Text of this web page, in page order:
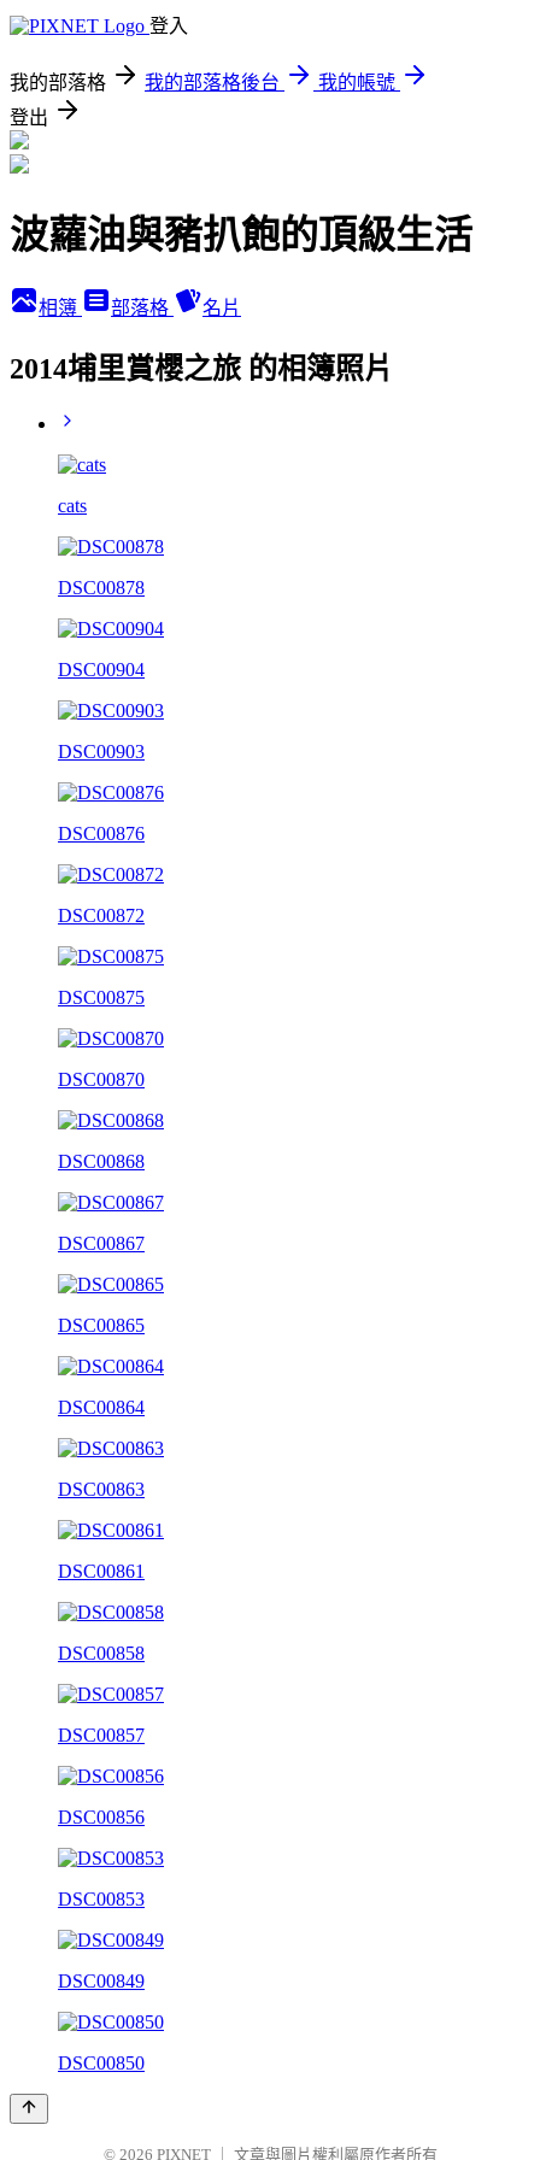
登入
我的部落格 我的部落格後台
我的帳號
登出
波蘿油與豬扒飽的頂級生活
相簿 部落格 名片
2014埔里賞櫻之旅 的相簿照片
cats
DSC00878
DSC00904
DSC00903
DSC00876
DSC00872
DSC00875
DSC00870
DSC00868
DSC00867
DSC00865
DSC00864
DSC00863
DSC00861
DSC00858
DSC00857
DSC00856
DSC00853
DSC00849
DSC00850
© 2026 PIXNET 文章與圖片權利屬原作者所有